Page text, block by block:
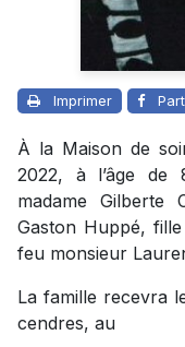
Imprimer
À la Maison de
2022, à l’âge de
madame Gilberte
Gaston Huppé,
feu monsieur
La famille recevra
cendres, au